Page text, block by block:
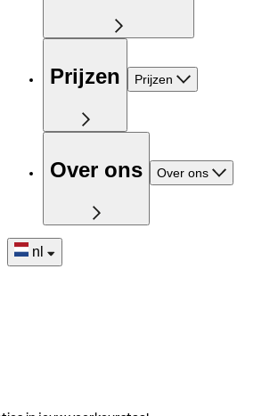
Prijzen Prijzen
Over ons Over ons
nl